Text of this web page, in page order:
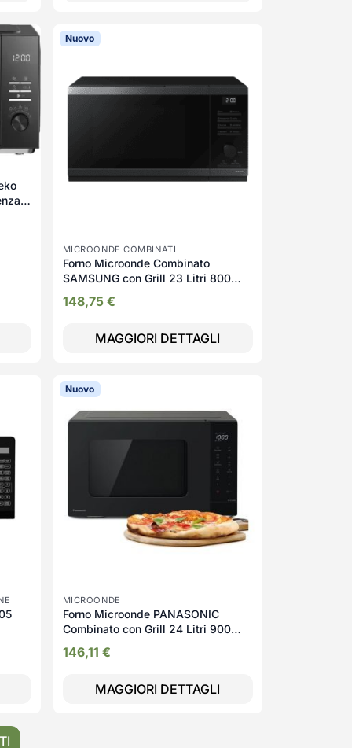
Nuovo
MICROONDE COMBINATI
Forno Microonde Combinato
SAMSUNG con Grill 23 Litri 800
148,75 €
MAGGIORI DETTAGLI
Nuovo
MICROONDE
Forno Microonde PANASONIC
Combinato con Grill 24 Litri 900
146,11 €
MAGGIORI DETTAGLI